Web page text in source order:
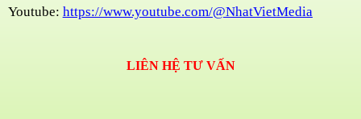
Youtube: https://www.youtube.com/@NhatVietMedia
LIÊN HỆ TƯ VẤN